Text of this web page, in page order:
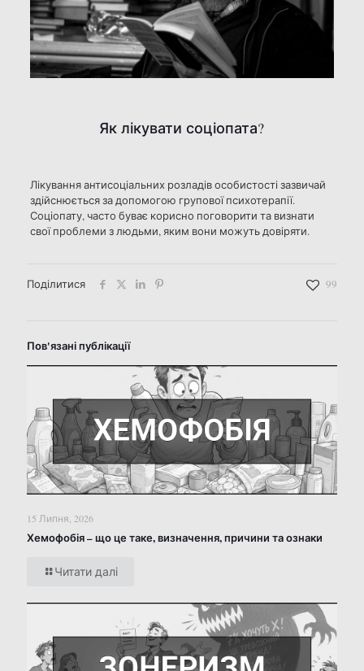
Як лікувати соціопата?
Лікування антисоціальних розладів особистості зазвичай
здійснюється за допомогою групової психотерапії.
Соціопату, часто буває корисно поговорити та визнати
свої проблеми з людьми, яким вони можуть довіряти.
Поділитися 99
Пов'язані публікації
15 Липня, 2026
Хемофобія – що це таке, визначення, причини та ознаки
Читати далі